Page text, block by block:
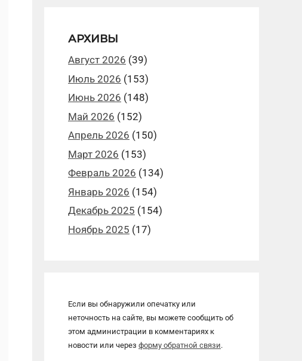
АРХИВЫ
Август 2026 (39)
Июль 2026 (153)
Июнь 2026 (148)
Май 2026 (152)
Апрель 2026 (150)
Март 2026 (153)
Февраль 2026 (134)
Январь 2026 (154)
Декабрь 2025 (154)
Ноябрь 2025 (17)
Если вы обнаружили опечатку или
неточность на сайте, вы можете сообщить об
этом администрации в комментариях к
новости или через форму обратной связи.